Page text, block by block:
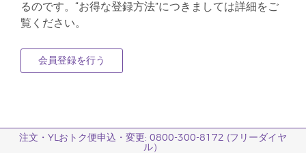
るのです。“お得な登録方法”につきましては詳細をご
覧ください。
会員登録を行う
注文・YLおトク便申込・変更: 0800-300-8172 (フリーダイヤ
ル）